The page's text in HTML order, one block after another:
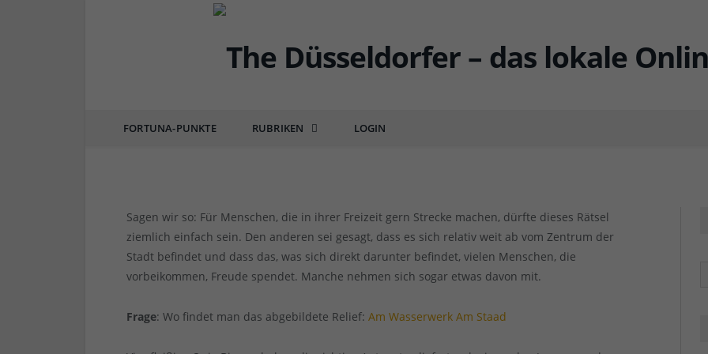
FORTUNA-PUNKTE RUBRIKEN LOGIN
Sagen wir so: Für Menschen, die in ihrer Freizeit gern Strecke machen, dürfte dieses Rätsel
ziemlich einfach sein. Den anderen sei gesagt, dass es sich relativ weit ab vom Zentrum der
Stadt befindet und dass das, was sich direkt darunter befindet, vielen Menschen, die
vorbeikommen, Freude spendet. Manche nehmen sich sogar etwas davon mit.
Frage: Wo findet man das abgebildete Relief:Am Wasserwerk Am Staad